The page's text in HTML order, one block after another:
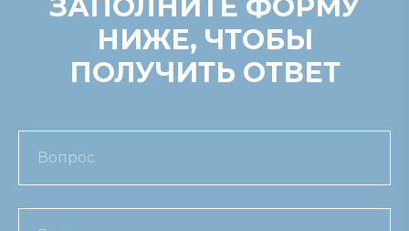
ЗАПОЛНИТЕ ФОРМУ
НИЖЕ, ЧТОБЫ
ПОЛУЧИТЬ ОТВЕТ